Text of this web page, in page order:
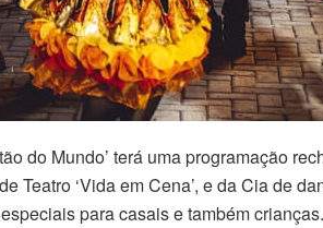
do Mundo’ terá uma programação
Teatro ‘Vida em Cena’, e da Cia de
para casais e também